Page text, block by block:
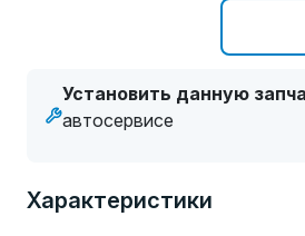
Установить данную
автосервисе
Характеристики